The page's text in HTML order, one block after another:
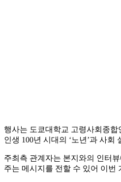
행사는 도쿄대학교 고령사회종
인생 100년 시대의 ‘노년’과 사
주최측 관계자는 본지와의 인터
주는 메시지를 전할 수 있어 이번